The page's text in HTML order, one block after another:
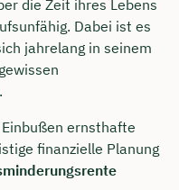
die Zeit ihres Lebens
Dabei ist es
jahrelang in seinem
ernsthafte
finanzielle Planung